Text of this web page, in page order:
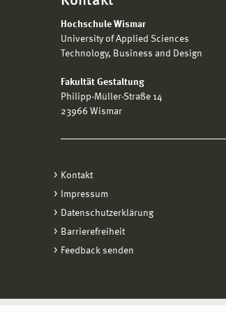
Hochschule Wismar
University of Applied Sciences
Technology, Business and Design
Fakultät Gestaltung
Philipp-Müller-Straße 14
23966 Wismar
Kontakt
Impressum
Datenschutzerklärung
Barrierefreiheit
Feedback senden